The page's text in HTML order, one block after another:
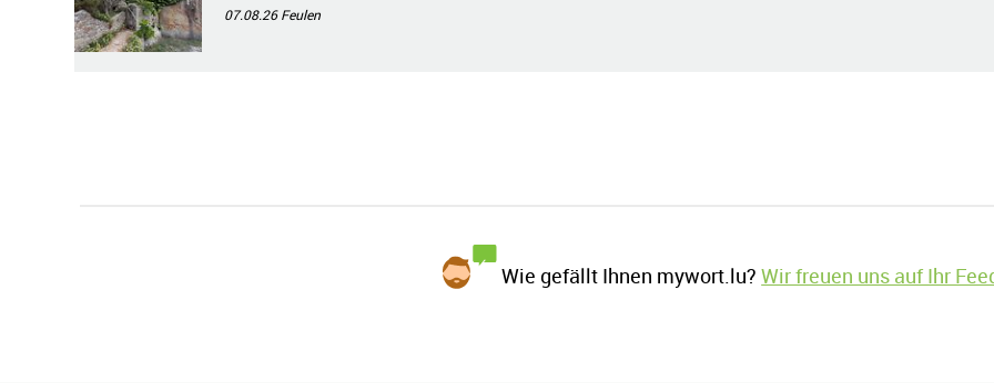
07.08.26Feulen
Wie gefällt Ihnen mywort.lu?Wir freuen uns auf Ihr